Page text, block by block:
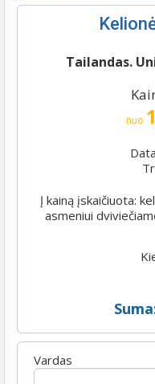
Tailandas.
nuo
Į kainą įskaičiuota:
asmeniui
Vardas